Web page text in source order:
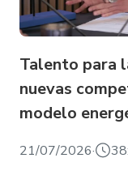
Talento para
nuevas
modelo
21/07/2026·